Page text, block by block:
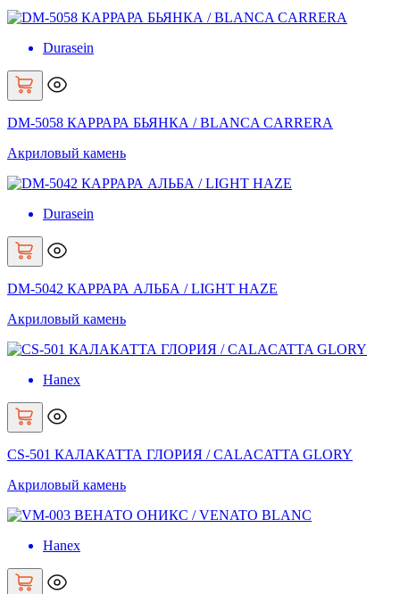
Durasein
DM-5058 КАРРАРА БЬЯНКА / BLANCA CARRERA
Акриловый камень
Durasein
DM-5042 КАРРАРА АЛЬБА / LIGHT HAZE
Акриловый камень
Hanex
CS-501 КАЛАКАТТА ГЛОРИЯ / CALACATTA GLORY
Акриловый камень
Hanex